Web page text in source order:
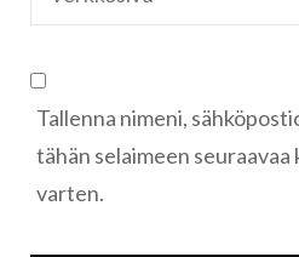
Tallenna nimeni,
tähän selaimeen
varten.